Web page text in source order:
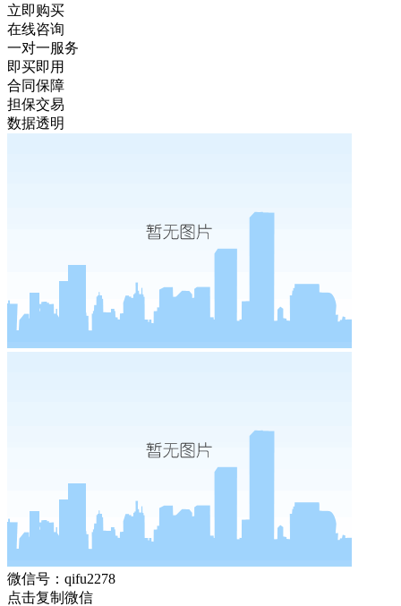
立即购买
在线咨询
一对一服务
即买即用
合同保障
担保交易
数据透明
微信号：qifu2278
点击复制微信